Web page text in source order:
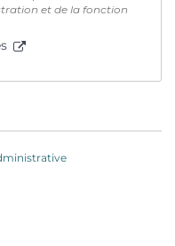
et de la fonction